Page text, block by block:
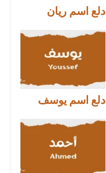
دلع اسم ريان
دلع اسم يوسف